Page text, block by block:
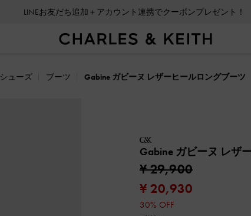
LINEお友だち追加＋アカウント連携でクーポンプレゼント！
シューズ ブーツ Gabine ガビーヌ レザーヒールロングブーツ
Gabine ガビーヌ レザ
¥ 29,900
¥ 20,930
30% OFF